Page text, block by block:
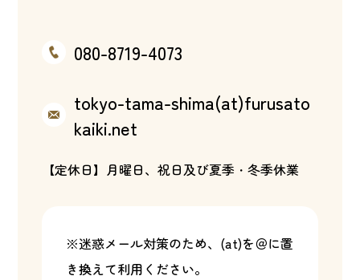
080-8719-4073
tokyo-tama-shima(at)furusato
kaiki.net
【定休日】月曜日、祝日及び夏季・冬季休業
※迷惑メール対策のため、(at)を＠に置
き換えて利用ください。